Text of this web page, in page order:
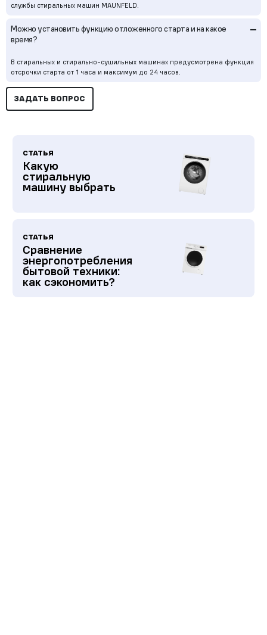
службы стиральных машин MAUNFELD.
Можно установить функцию отложенного старта и на какое
время?
–
В стиральных и стирально-сушильных машинах предусмотрена функция
отсрочки старта от 1 часа и максимум до 24 часов.
ЗАДАТЬ ВОПРОС
СТАТЬЯ
Какую
стиральную
машину выбрать
СТАТЬЯ
Сравнение
энергопотребления
бытовой техники:
как сэкономить?